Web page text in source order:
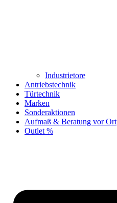
Industrietore
Antriebstechnik
Türtechnik
Marken
Sonderaktionen
Aufmaß & Beratung vor Ort
Outlet %